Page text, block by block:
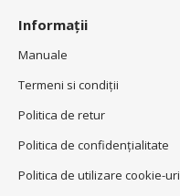
Informații
Manuale
Termeni si condiţii
Politica de retur
Politica de confidenţialitate
Politica de utilizare cookie-uri